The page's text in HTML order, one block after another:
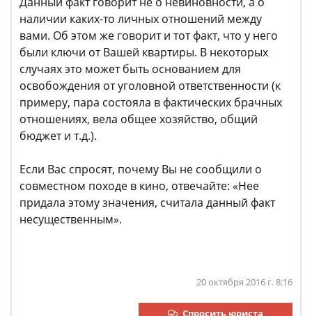
наличии каких-то личных отношений между
вами. Об этом же говорит и тот факт, что у него
были ключи от Вашей квартиры. В некоторых
случаях это может быть основанием для
освобождения от уголовной ответственности (к
примеру, пара состояла в фактических брачных
отношениях, вела общее хозяйство, общий
бюджет и т.д.).
Если Вас спросят, почему Вы не сообщили о
совместном походе в кино, отвечайте: «Нее
придала этому значения, считала данный факт
несущественным».
20 октября 2016 г. 8:16
Спросить юриста